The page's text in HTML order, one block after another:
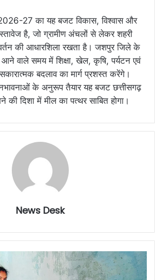
27 का यह बजट विकास, विश्वास और
है, जो ग्रामीण अंचलों से लेकर शहरी
की आधारशिला रखता है। जशपुर जिले के
आने वाले समय में शिक्षा, खेल, कृषि, पर्यटन एवं
बदलाव का मार्ग प्रशस्त करेंगे।
के अनुरूप तैयार यह बजट छत्तीसगढ़
की दिशा में मील का पत्थर साबित होगा।
News Desk